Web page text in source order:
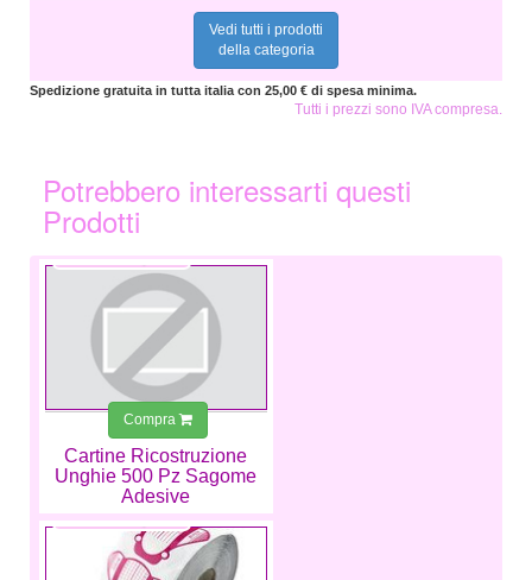
Vedi tutti i prodotti
della categoria
Spedizione gratuita in tutta italia con 25,00 € di spesa minima.
Tutti i prezzi sono IVA compresa.
Potrebbero interessarti questi
Prodotti
Cartine Ricostruzione
Unghie 500 Pz Sagome
Adesive
7,99 €
Compra
8,99 €